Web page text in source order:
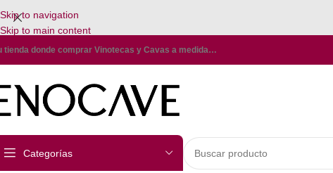
Skip to navigation
Skip to main content
tienda donde comprar Vinotecas y Cavas a medida…
Categorías